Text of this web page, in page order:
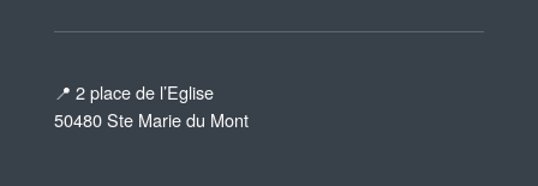
📍 2 place de l’Eglise
50480 Ste Marie du Mont